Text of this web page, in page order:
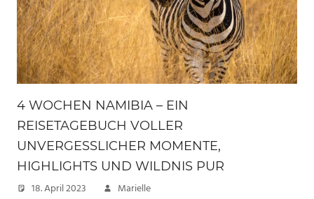
4 WOCHEN NAMIBIA – EIN
REISETAGEBUCH VOLLER
UNVERGESSLICHER MOMENTE,
HIGHLIGHTS UND WILDNIS PUR
18. April 2023 Marielle